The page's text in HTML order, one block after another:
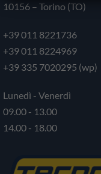
10156 – Torino (TO)
+39 011 8221736
+39 011 8224969
+39 335 7020295 (wp)
Lunedì - Venerdì
09.00 - 13.00
14.00 - 18.00